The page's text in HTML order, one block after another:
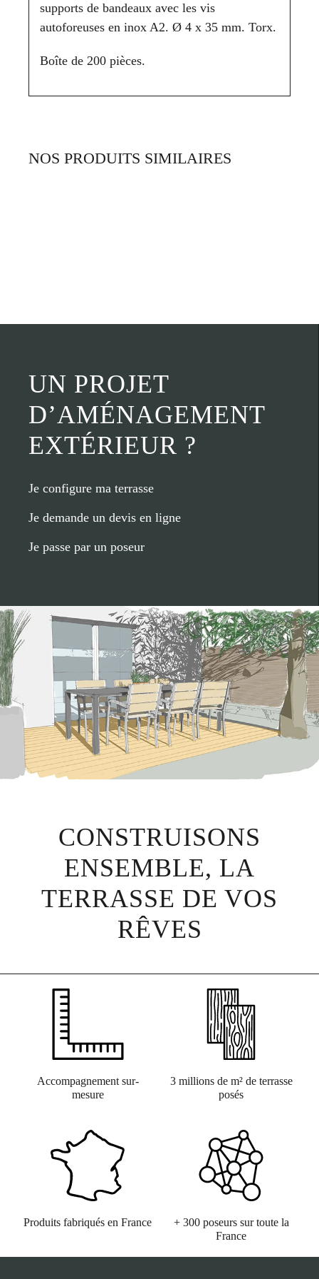
supports de bandeaux avec les vis
autoforeuses en inox A2. Ø 4 x 35 mm. Torx.
Boîte de 200 pièces.
NOS PRODUITS SIMILAIRES
UN PROJET
D’AMÉNAGEMENT
EXTÉRIEUR ?
Je configure ma terrasse
Je demande un devis en ligne
Je passe par un poseur
CONSTRUISONS
ENSEMBLE, LA
TERRASSE DE VOS
RÊVES
Accompagnement sur-
mesure
3 millions de m² de terrasse
posés
Produits fabriqués en France
+ 300 poseurs sur toute la
France